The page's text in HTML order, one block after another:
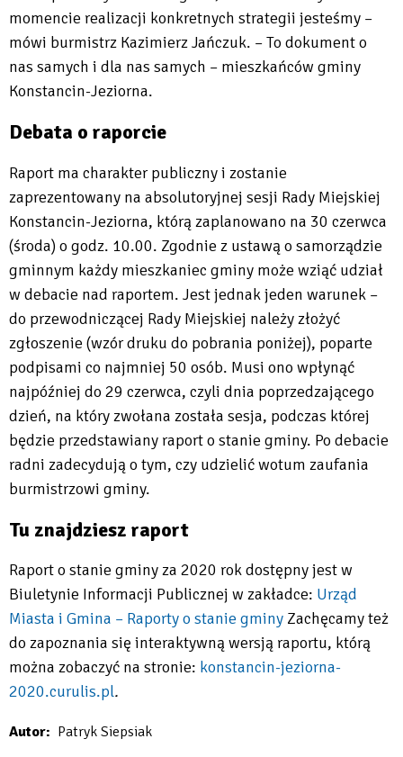
momencie realizacji konkretnych strategii jesteśmy –
mówi burmistrz Kazimierz Jańczuk. – To dokument o
nas samych i dla nas samych – mieszkańców gminy
Konstancin-Jeziorna.
Debata o raporcie
Raport ma charakter publiczny i zostanie
zaprezentowany na absolutoryjnej sesji Rady Miejskiej
Konstancin-Jeziorna, którą zaplanowano na 30 czerwca
(środa) o godz. 10.00. Zgodnie z ustawą o samorządzie
gminnym każdy mieszkaniec gminy może wziąć udział
w debacie nad raportem. Jest jednak jeden warunek –
do przewodniczącej Rady Miejskiej należy złożyć
zgłoszenie (wzór druku do pobrania poniżej), poparte
podpisami co najmniej 50 osób. Musi ono wpłynąć
najpóźniej do 29 czerwca, czyli dnia poprzedzającego
dzień, na który zwołana została sesja, podczas której
będzie przedstawiany raport o stanie gminy. Po debacie
radni zadecydują o tym, czy udzielić wotum zaufania
burmistrzowi gminy.
Tu znajdziesz raport
Raport o stanie gminy za 2020 rok dostępny jest w
Biuletynie Informacji Publicznej w zakładce: Urząd
Miasta i Gmina – Raporty o stanie gminy
Will
open
in
tab
Zachęcamy też
do zapoznania się interaktywną wersją raportu, którą
można zobaczyć na stronie: konstancin-jeziorna-
2020.curulis.pl.
Autor Patryk Siepsiak